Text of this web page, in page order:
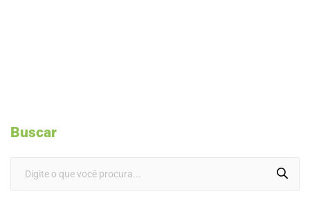
Buscar